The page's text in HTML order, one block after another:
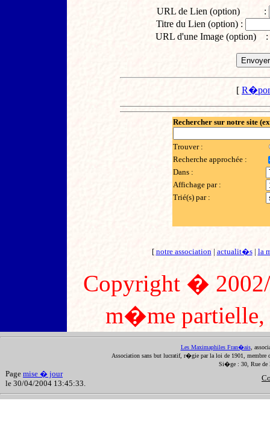
URL de Lien (option) :
Titre du Lien (option) :
URL d'une Image (option) :
[
Rechercher sur notre site
Trouver :
Recherche approchée :
Dans :
Affichage par :
Trié(s) par :
[ notre association| actualit�s| la
Copyright �
m�me partielle,
Les Maximaphiles Fran�ais,
Association sans but lucratif, r�gie par la loi de 1901, membre
Si�ge : 30, Rue de
Page mise � jour
le 30/04/2004 13:45:33.